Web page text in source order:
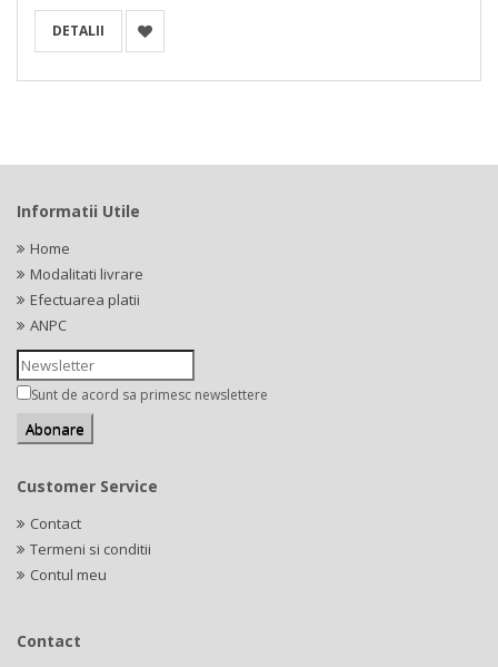
DETALII
Informatii Utile
Home
Modalitati livrare
Efectuarea platii
ANPC
Sunt de acord sa primesc newslettere
Customer Service
Contact
Termeni si conditii
Contul meu
Contact